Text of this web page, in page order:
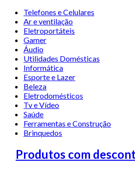
Telefones e Celulares
Ar e ventilação
Eletroportáteis
Gamer
Áudio
Utilidades Domésticas
Informática
Esporte e Lazer
Beleza
Eletrodomésticos
Tv e Vídeo
Saúde
Ferramentas e Construção
Brinquedos
Produtos com